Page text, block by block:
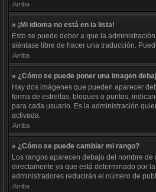
Arriba
» ¡Mi idioma no está en la lista!
Esto se puede deber a que la
siéntase libre de hacer una traducción.
Arriba
» ¿Cómo se puede poner una imagen
Hay dos imágenes que pueden aparecer
forma de estrellas, bloques o puntos,
para cada usuario. Es la administración
activada.
Arriba
» ¿Cómo se puede cambiar mi rango?
Los rangos aparecen debajo del nombre
directamente ya que está determinado por
administradores reducirán el número de
Arriba